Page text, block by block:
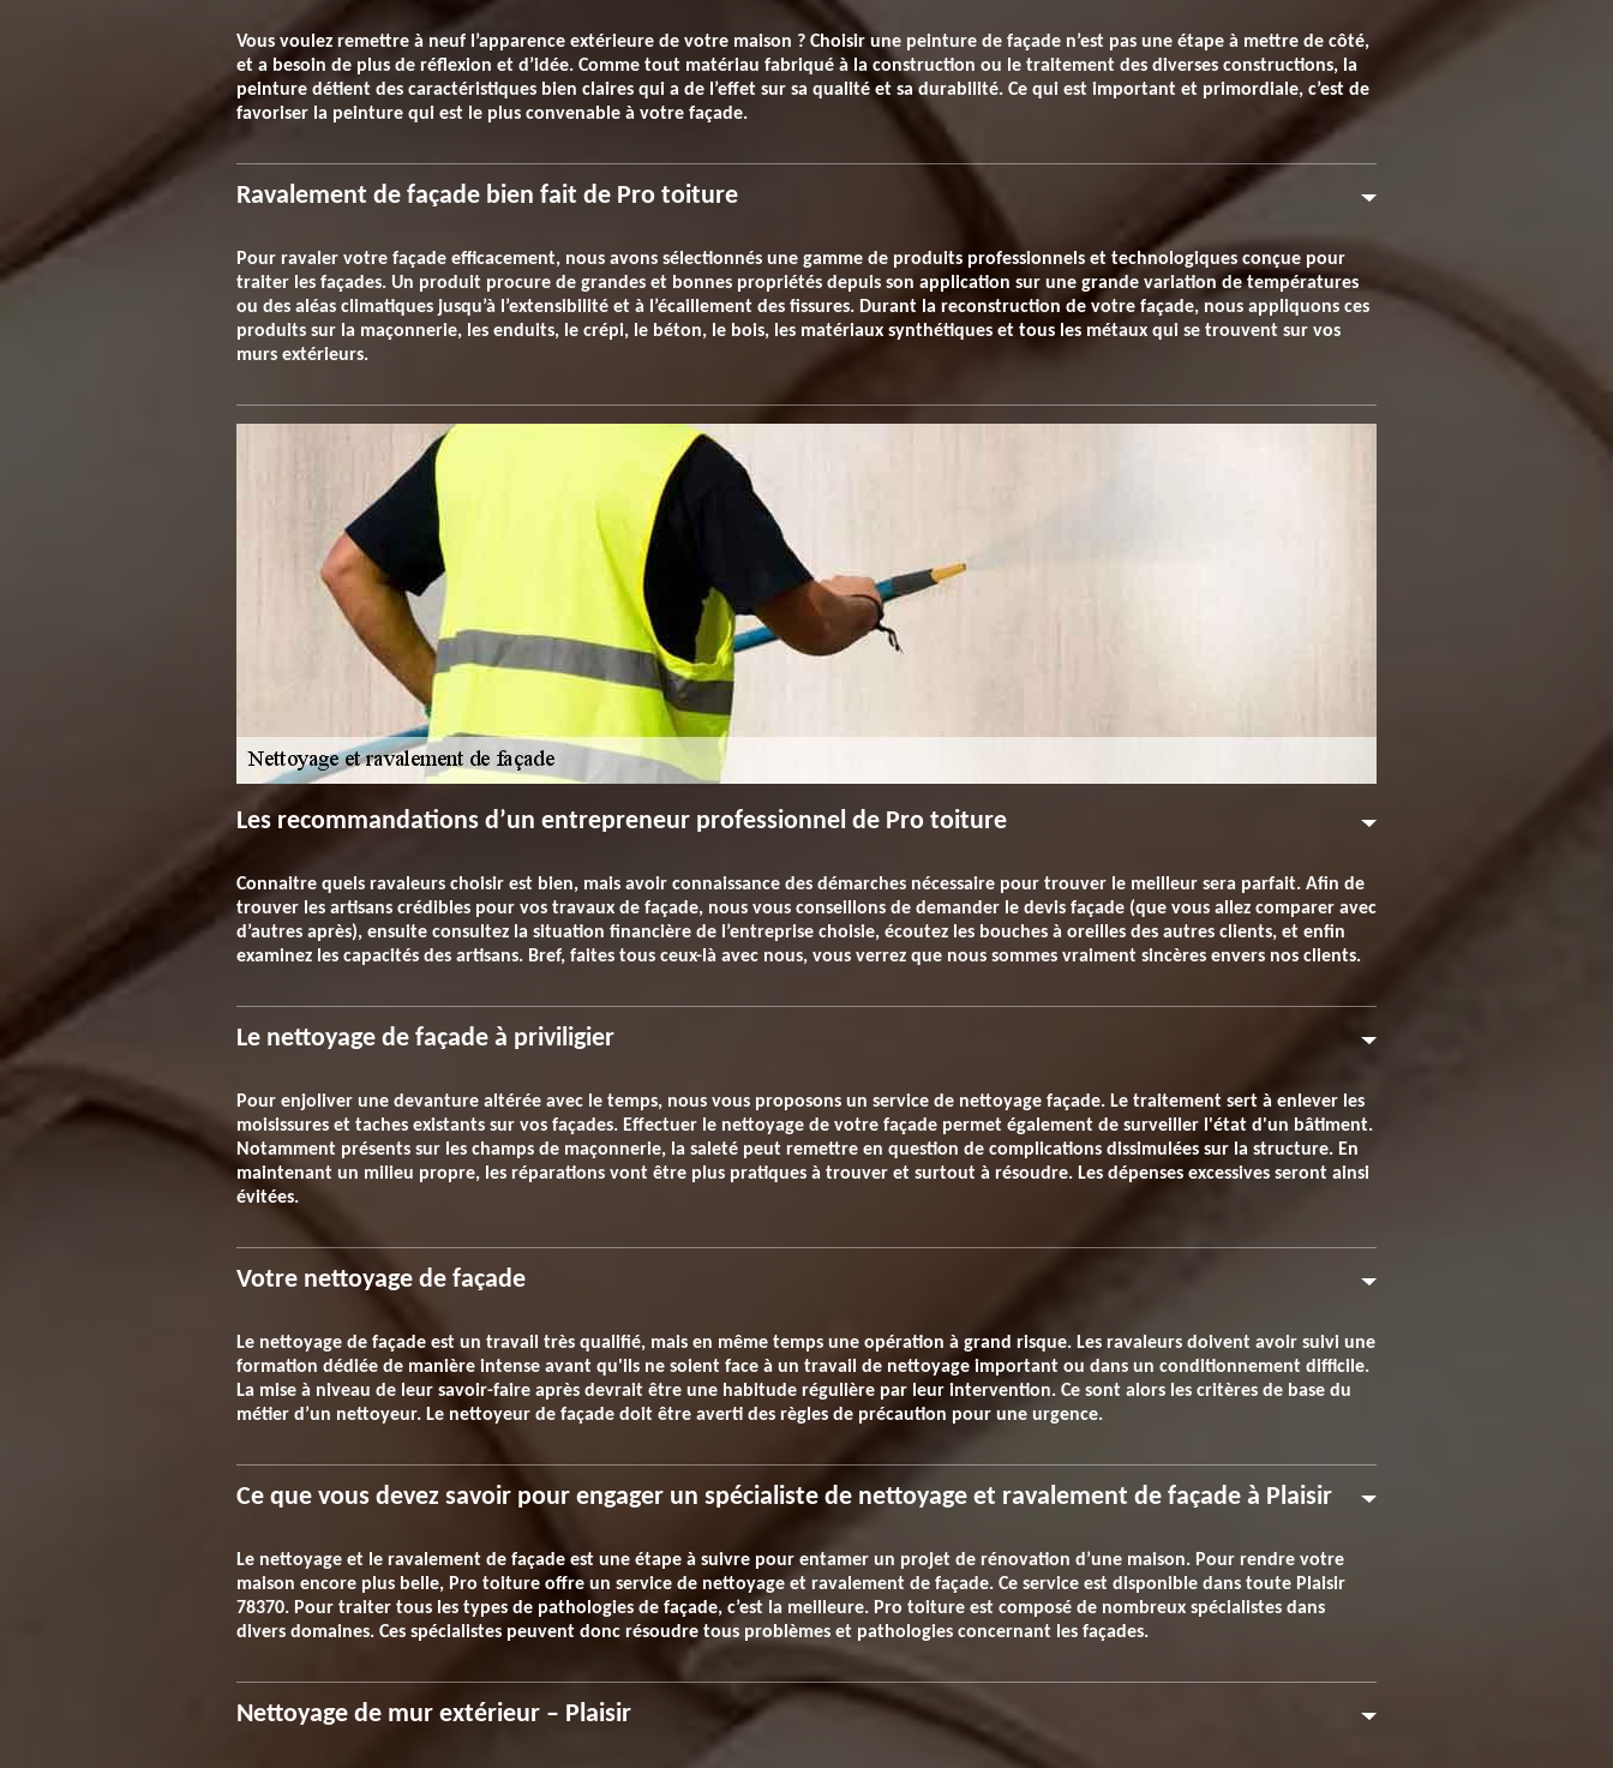
Vous voulez remettre à neuf l’apparence extérieure de votre maison ? Choisir une peinture de façade n’est pas une étape à mettre de côté,
et a besoin de plus de réflexion et d’idée. Comme tout matériau fabriqué à la construction ou le traitement des diverses constructions, la
peinture détient des caractéristiques bien claires qui a de l’effet sur sa qualité et sa durabilité. Ce qui est important et primordiale, c’est de
favoriser la peinture qui est le plus convenable à votre façade.
Ravalement de façade bien fait de Pro toiture
Pour ravaler votre façade efficacement, nous avons sélectionnés une gamme de produits professionnels et technologiques conçue pour
traiter les façades. Un produit procure de grandes et bonnes propriétés depuis son application sur une grande variation de températures
ou des aléas climatiques jusqu’à l’extensibilité et à l’écaillement des fissures. Durant la reconstruction de votre façade, nous appliquons ces
produits sur la maçonnerie, les enduits, le crépi, le béton, le bois, les matériaux synthétiques et tous les métaux qui se trouvent sur vos
murs extérieurs.
Les recommandations d’un entrepreneur professionnel de Pro toiture
Connaitre quels ravaleurs choisir est bien, mais avoir connaissance des démarches nécessaire pour trouver le meilleur sera parfait. Afin de
trouver les artisans crédibles pour vos travaux de façade, nous vous conseillons de demander le devis façade (que vous allez comparer avec
d’autres après), ensuite consultez la situation financière de l’entreprise choisie, écoutez les bouches à oreilles des autres clients, et enfin
examinez les capacités des artisans. Bref, faites tous ceux-là avec nous, vous verrez que nous sommes vraiment sincères envers nos clients.
Le nettoyage de façade à priviligier
Pour enjoliver une devanture altérée avec le temps, nous vous proposons un service de nettoyage façade. Le traitement sert à enlever les
moisissures et taches existants sur vos façades. Effectuer le nettoyage de votre façade permet également de surveiller l'état d'un bâtiment.
Notamment présents sur les champs de maçonnerie, la saleté peut remettre en question de complications dissimulées sur la structure. En
maintenant un milieu propre, les réparations vont être plus pratiques à trouver et surtout à résoudre. Les dépenses excessives seront ainsi
évitées.
Votre nettoyage de façade
Le nettoyage de façade est un travail très qualifié, mais en même temps une opération à grand risque. Les ravaleurs doivent avoir suivi une
formation dédiée de manière intense avant qu'ils ne soient face à un travail de nettoyage important ou dans un conditionnement difficile.
La mise à niveau de leur savoir-faire après devrait être une habitude régulière par leur intervention. Ce sont alors les critères de base du
métier d’un nettoyeur. Le nettoyeur de façade doit être averti des règles de précaution pour une urgence.
Ce que vous devez savoir pour engager un spécialiste de nettoyage et ravalement de façade à Plaisir
Le nettoyage et le ravalement de façade est une étape à suivre pour entamer un projet de rénovation d’une maison. Pour rendre votre
maison encore plus belle, Pro toiture offre un service de nettoyage et ravalement de façade. Ce service est disponible dans toute Plaisir
78370. Pour traiter tous les types de pathologies de façade, c’est la meilleure. Pro toiture est composé de nombreux spécialistes dans
divers domaines. Ces spécialistes peuvent donc résoudre tous problèmes et pathologies concernant les façades.
Nettoyage de mur extérieur – Plaisir